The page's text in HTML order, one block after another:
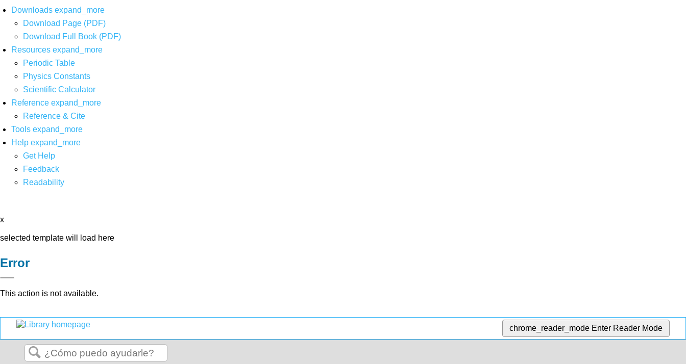
Downloads expand_more
Download Page (PDF)
Download Full Book (PDF)
Resources expand_more
Periodic Table
Physics Constants
Scientific Calculator
Reference expand_more
Reference & Cite
Tools expand_more
Help expand_more
Get Help
Feedback
Readability
x
selected template will load here
Error
This action is not available.
chrome_reader_mode Enter Reader Mode